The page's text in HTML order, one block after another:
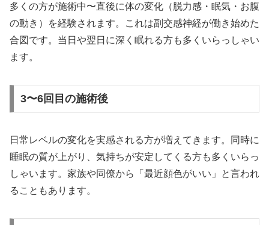
多くの方が施術中〜直後に体の変化（脱力感・眠気・お腹
の動き）を経験されます。これは副交感神経が働き始めた
合図です。当日や翌日に深く眠れる方も多くいらっしゃい
ます。
3〜6回目の施術後
日常レベルの変化を実感される方が増えてきます。同時に
睡眠の質が上がり、気持ちが安定してくる方も多くいらっ
しゃいます。家族や同僚から「最近顔色がいい」と言われ
ることもあります。